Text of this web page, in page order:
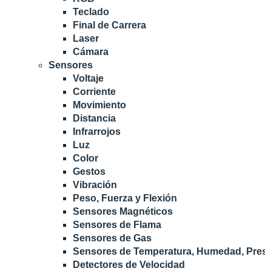
Teclado
Final de Carrera
Laser
Cámara
Sensores
Voltaje
Corriente
Movimiento
Distancia
Infrarrojos
Luz
Color
Gestos
Vibración
Peso, Fuerza y Flexión
Sensores Magnéticos
Sensores de Flama
Sensores de Gas
Sensores de Temperatura, Humedad,
Detectores de Velocidad